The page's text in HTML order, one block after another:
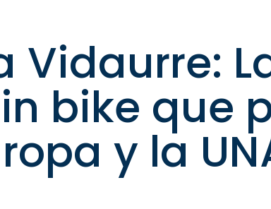
Vidaurre:
bike que
y la